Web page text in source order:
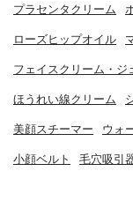
プラセンタクリーム
ローズヒップオイル
フェイスクリーム・ジ
ほうれい線クリーム
美顔スチーマー ウォ
小顔ベルト 毛穴吸引